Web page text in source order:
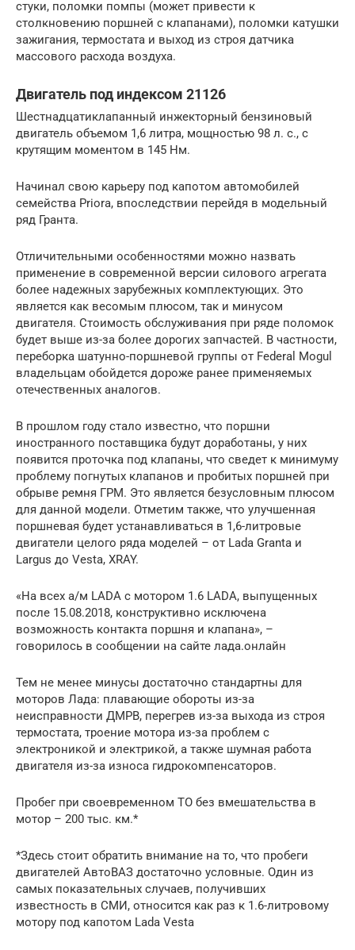
стуки, поломки помпы (может привести к
столкновению поршней с клапанами), поломки катушки
зажигания, термостата и выход из строя датчика
массового расхода воздуха.
Двигатель под индексом 21126
Шестнадцатиклапанный инжекторный бензиновый
двигатель объемом 1,6 литра, мощностью 98 л. с., с
крутящим моментом в 145 Нм.
Начинал свою карьеру под капотом автомобилей
семейства Priora, впоследствии перейдя в модельный
ряд Гранта.
Отличительными особенностями можно назвать
применение в современной версии силового агрегата
более надежных зарубежных комплектующих. Это
является как весомым плюсом, так и минусом
двигателя. Стоимость обслуживания при ряде поломок
будет выше из-за более дорогих запчастей. В частности,
переборка шатунно-поршневой группы от Federal Mogul
владельцам обойдется дороже ранее применяемых
отечественных аналогов.
В прошлом году стало известно, что поршни
иностранного поставщика будут доработаны, у них
появится проточка под клапаны, что сведет к минимуму
проблему погнутых клапанов и пробитых поршней при
обрыве ремня ГРМ. Это является безусловным плюсом
для данной модели. Отметим также, что улучшенная
поршневая будет устанавливаться в 1,6-литровые
двигатели целого ряда моделей – от Lada Granta и
Largus до Vesta, XRAY.
«На всех а/м LADA с мотором 1.6 LADA, выпущенных
после 15.08.2018, конструктивно исключена
возможность контакта поршня и клапана», –
говорилось в сообщении на сайте лада.онлайн
Тем не менее минусы достаточно стандартны для
моторов Лада: плавающие обороты из-за
неисправности ДМРВ, перегрев из-за выхода из строя
термостата, троение мотора из-за проблем с
электроникой и электрикой, а также шумная работа
двигателя из-за износа гидрокомпенсаторов.
Пробег при своевременном ТО без вмешательства в
мотор – 200 тыс. км.*
*Здесь стоит обратить внимание на то, что пробеги
двигателей АвтоВАЗ достаточно условные. Один из
самых показательных случаев, получивших
известность в СМИ, относится как раз к 1.6-литровому
мотору под капотом Lada Vesta